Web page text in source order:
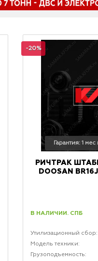
-20%
Гарантия: 1
РИЧТРАК
DOOSAN
В НАЛИЧИИ. СПБ
Утилизационный сбор:
Модель техники:
Грузоподъемность: